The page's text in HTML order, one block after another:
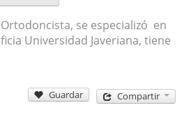
se especializó en
Universidad Javeriana, tiene
Guardar Compartir